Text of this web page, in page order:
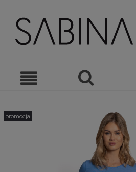
promocja